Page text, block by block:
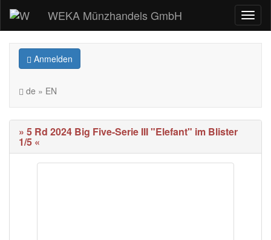
WEKA Münzhandels GmbH
Anmelden
de » EN
» 5 Rd 2024 Big Five-Serie III "Elefant" im Blister
1/5 «